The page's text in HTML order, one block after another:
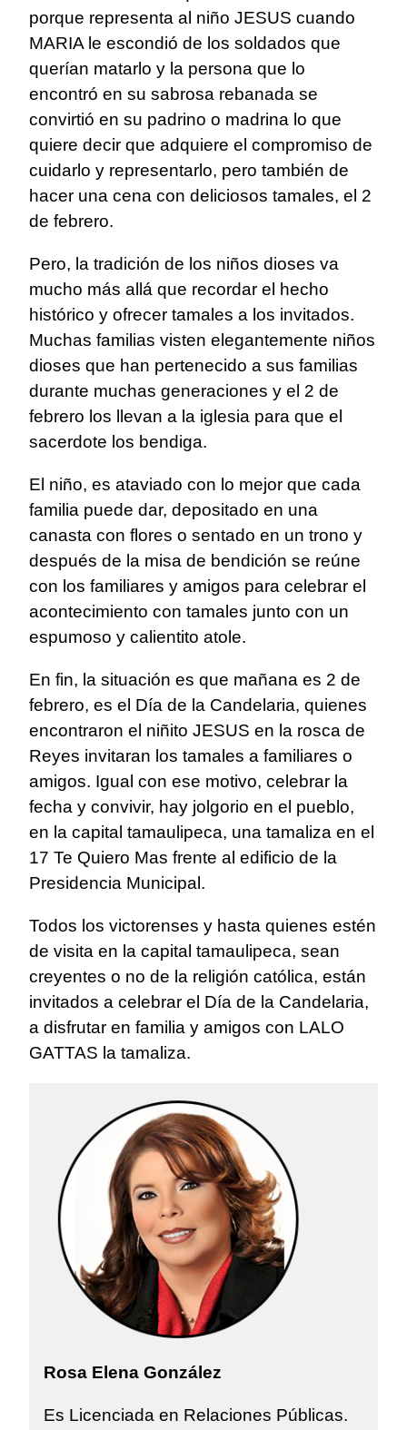
porque representa al niño JESUS cuando
MARIA le escondió de los soldados que
querían matarlo y la persona que lo
encontró en su sabrosa rebanada se
convirtió en su padrino o madrina lo que
quiere decir que adquiere el compromiso de
cuidarlo y representarlo, pero también de
hacer una cena con deliciosos tamales, el 2
de febrero.
Pero, la tradición de los niños dioses va
mucho más allá que recordar el hecho
histórico y ofrecer tamales a los invitados.
Muchas familias visten elegantemente niños
dioses que han pertenecido a sus familias
durante muchas generaciones y el 2 de
febrero los llevan a la iglesia para que el
sacerdote los bendiga.
El niño, es ataviado con lo mejor que cada
familia puede dar, depositado en una
canasta con flores o sentado en un trono y
después de la misa de bendición se reúne
con los familiares y amigos para celebrar el
acontecimiento con tamales junto con un
espumoso y calientito atole.
En fin, la situación es que mañana es 2 de
febrero, es el Día de la Candelaria, quienes
encontraron el niñito JESUS en la rosca de
Reyes invitaran los tamales a familiares o
amigos. Igual con ese motivo, celebrar la
fecha y convivir, hay jolgorio en el pueblo,
en la capital tamaulipeca, una tamaliza en el
17 Te Quiero Mas frente al edificio de la
Presidencia Municipal.
Todos los victorenses y hasta quienes estén
de visita en la capital tamaulipeca, sean
creyentes o no de la religión católica, están
invitados a celebrar el Día de la Candelaria,
a disfrutar en familia y amigos con LALO
GATTAS la tamaliza.
Rosa Elena González
Es Licenciada en Relaciones Públicas.